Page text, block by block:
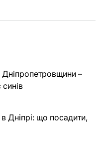
Дніпропетровщини –
Дніпрі: що посадити,